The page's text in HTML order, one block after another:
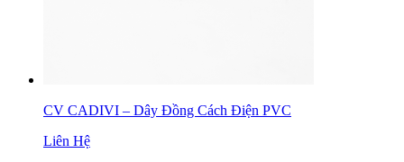
CV CADIVI – Dây Đồng Cách Điện PVC
Liên Hệ